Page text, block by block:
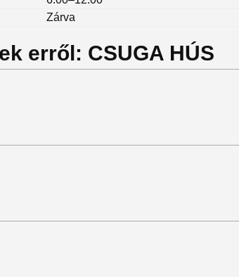
Zárva
erről: CSUGA HÚS